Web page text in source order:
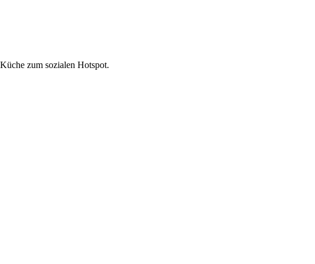
zum sozialen Hotspot.